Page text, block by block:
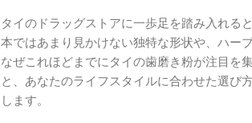
タイのドラッグストアに一歩足を踏み入れる
本ではあまり見かけない独特な形状や、ハー
なぜこれほどまでにタイの歯磨き粉が注目を
と、あなたのライフスタイルに合わせた選び
します。